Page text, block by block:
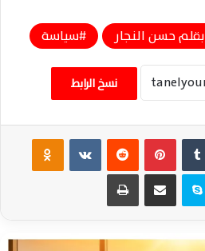
بقلم حسن النجار سياسة
نسخ الرابط
بينتيريست ‏VKontakte
سكايب مشاركة عبر البريد طباعة